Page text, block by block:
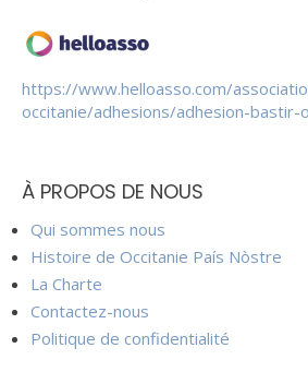
https://www.helloasso.com/
occitanie/adhesions/adhesion-bastir-
À PROPOS DE NOUS
Qui sommes nous
Histoire de Occitanie País Nòstre
La Charte
Contactez-nous
Politique de confidentialité